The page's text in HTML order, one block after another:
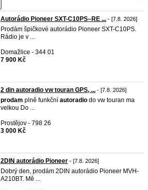
Autorádio Pioneer SXT-C10PS–RE ... - [7.8. 2026]
Prodám špičkové autorádio Pioneer SXT-C10PS.
Rádio je v ...
Domažlice - 344 01
7 900 Kč
2 din autoradio vw touran GPS, ... - [7.8. 2026]
prodam plně funkční autoradio do vw touran ma
velkou Do ...
Prostějov - 798 26
3 000 Kč
2DIN autorádio Pioneer - [7.8. 2026]
Dobrý den, prodám 2DIN autorádio Pioneer MVH-
A210BT. Mě ...